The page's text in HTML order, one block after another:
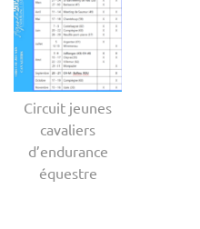
Circuit jeunes
cavaliers
d’endurance
équestre